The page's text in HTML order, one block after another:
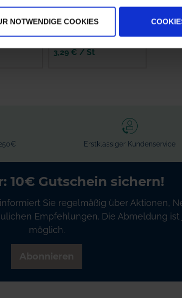
NOTWENDIGE COOKIES
Lechler
0500301C0000
zzgl. MwSt.
3,29 € / St
Erstklassiger Kundenservice
10€ Gutschein sichern!
Sie regelmäßig über Aktionen,
Empfehlungen. Die Abmeldung ist
möglich.